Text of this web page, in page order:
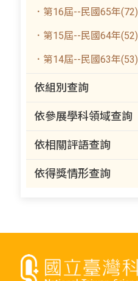
．第16屆--民國65年(72)
．第15屆--民國64年(52)
．第14屆--民國63年(53)
依組別查詢
依參展學科領域查詢
依相關評語查詢
依得獎情形查詢